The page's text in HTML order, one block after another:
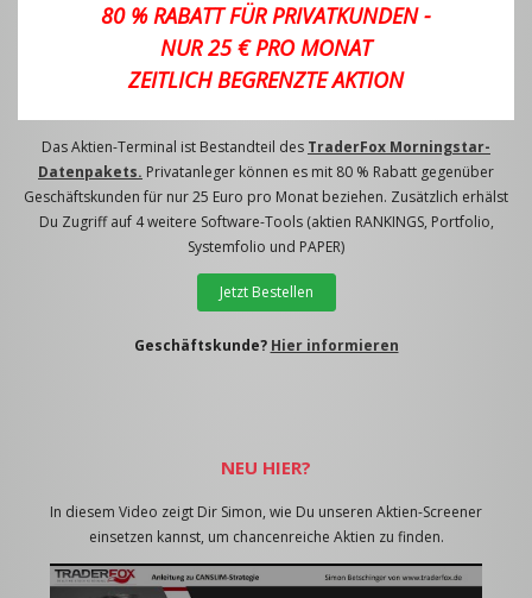
80 % RABATT FÜR PRIVATKUNDEN -
NUR 25 € PRO MONAT
ZEITLICH BEGRENZTE AKTION
Das Aktien-Terminal ist Bestandteil des TraderFox Morningstar-
Datenpakets. Privatanleger können es mit 80 % Rabatt gegenüber
Geschäftskunden für nur 25 Euro pro Monat beziehen. Zusätzlich erhälst
Du Zugriff auf 4 weitere Software-Tools (aktien RANKINGS, Portfolio,
Systemfolio und PAPER)
Jetzt Bestellen
Geschäftskunde? Hier informieren
NEU HIER?
In diesem Video zeigt Dir Simon, wie Du unseren Aktien-Screener
einsetzen kannst, um chancenreiche Aktien zu finden.